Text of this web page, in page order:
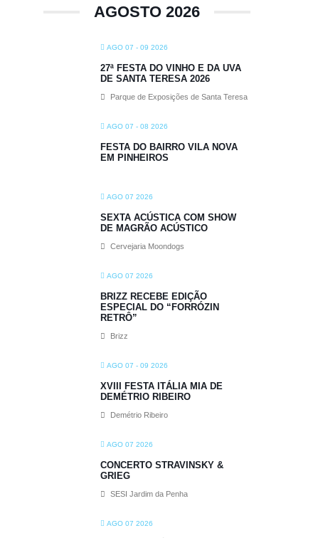
AGOSTO 2026
AGO 07 - 09 2026
27ª FESTA DO VINHO E DA UVA
DE SANTA TERESA 2026
Parque de Exposições de Santa Teresa
AGO 07 - 08 2026
FESTA DO BAIRRO VILA NOVA
EM PINHEIROS
AGO 07 2026
SEXTA ACÚSTICA COM SHOW
DE MAGRÃO ACÚSTICO
Cervejaria Moondogs
AGO 07 2026
BRIZZ RECEBE EDIÇÃO
ESPECIAL DO “FORRÓZIN
RETRÔ”
Brizz
AGO 07 - 09 2026
XVIII FESTA ITÁLIA MIA DE
DEMÉTRIO RIBEIRO
Demétrio Ribeiro
AGO 07 2026
CONCERTO STRAVINSKY &
GRIEG
SESI Jardim da Penha
AGO 07 2026